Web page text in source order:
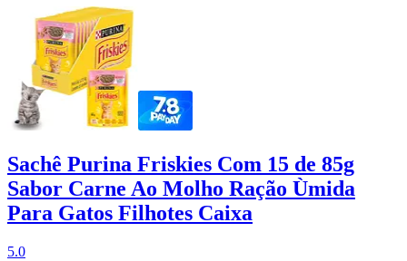
Sachê Purina Friskies Com 15 de 85g
Sabor Carne Ao Molho Ração Ùmida
Para Gatos Filhotes Caixa
5.0